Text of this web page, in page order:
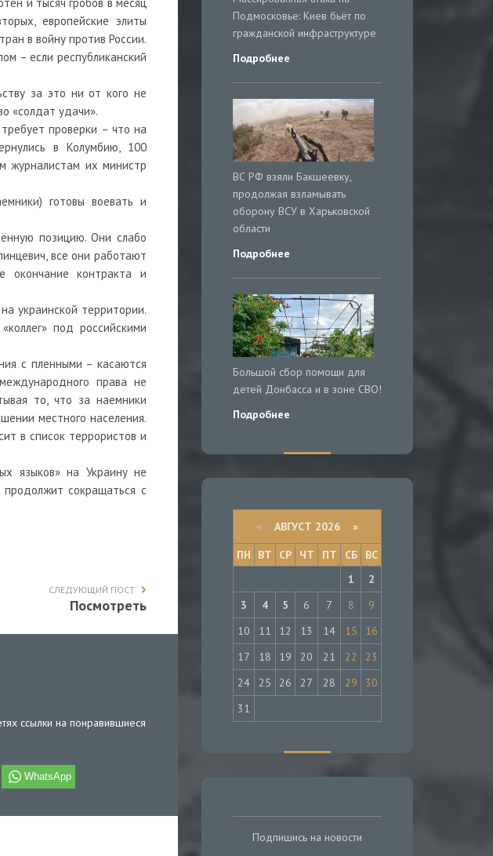
европейские элиты
в войну против России.
– если республиканский
за это ни от кого не
«солдат удачи».
проверки – что на
в Колумбию, 100
журналистам их министр
готовы воевать и
позицию. Они слабо
все они работают
окончание контракта и
украинской территории.
под российскими
с пленными – касаются
права не
то, что за наемники
местного населения.
в список террористов и
языков» на Украину не
продолжит сокращаться с
СЛЕДУЮЩИЙ ПОСТ
Посмотреть
ссылки на понравившиеся
WhatsApp
Подмосковье: Киев бьёт по
гражданской инфраструктуре
Подробнее
ВС РФ взяли Бакшеевку,
продолжая взламывать
оборону ВСУ в Харьковской
области
Подробнее
Большой сбор помощи для
детей Донбасса и в зоне СВО!
Подробнее
« АВГУСТ 2026 »
ПН
ВТ СР ЧТ ПТ СБ
ВС
1
2
3
4 5 6 7 8
9
10
11 12 13 14 15
16
17
18 19 20 21 22
23
24
25 26 27 28 29
30
31
Подпишись на новости